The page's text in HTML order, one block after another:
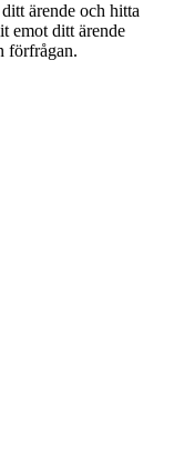
ärende och hitta
emot ditt ärende
förfrågan.